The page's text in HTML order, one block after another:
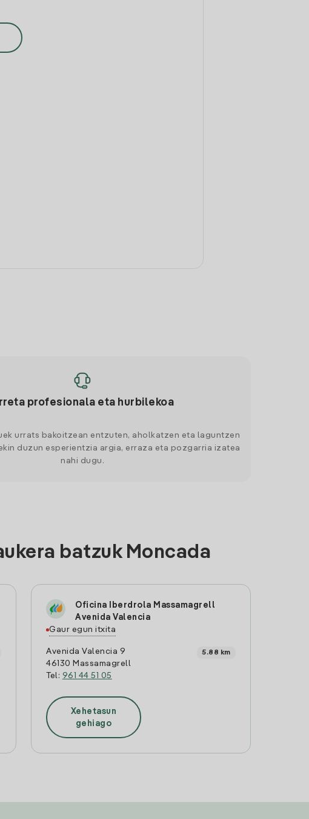
profesionala eta hurbilekoa
urrats bakoitzean entzuten, aholkatzen eta laguntzen
duzun esperientzia argia, erraza eta pozgarria izatea
nahi dugu.
batzuk Moncada
Oficina Iberdrola Massamagrell
Avenida Valencia
Gaur egun itxita
Avenida Valencia 9
46130 Massamagrell
Tel: 961 44 51 05
5.88 km
Xehetasun
gehiago